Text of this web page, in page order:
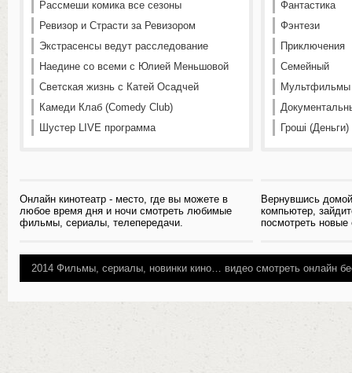
Рассмеши комика все сезоны
Ревизор и Страсти за Ревизором
Экстрасенсы ведут расследование
Наедине со всеми с Юлией Меньшовой
Светская жизнь с Катей Осадчей
Камеди Клаб (Comedy Club)
Шустер LIVE программа
Онлайн кинотеатр - место, где вы можете в
любое время дня и ночи смотреть любимые
фильмы, сериалы, телепередачи.
Фантастика
Фэнтези
Приключения
Семейный
Мультфильмы
Гроші
Вернувшись
компьютер,
посмотреть
2014 Фильмы, сериалы, новинки кино… видео смотреть онлайн